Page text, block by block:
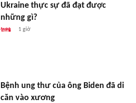
Ukraine thực sự đã đạt được
những gì?
1 giờ
Bệnh ung thư của ông Biden đã di
căn vào xương